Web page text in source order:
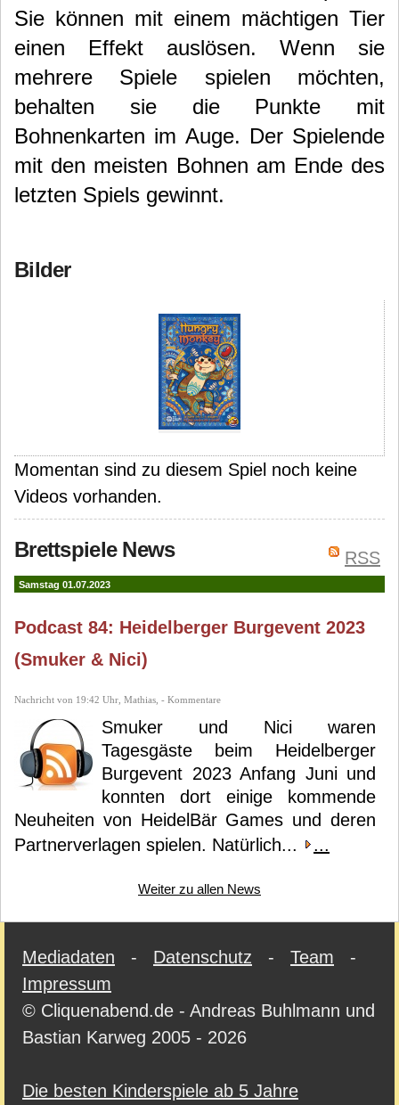
Sie können mit einem mächtigen Tier
einen Effekt auslösen. Wenn sie
mehrere Spiele spielen möchten,
behalten sie die Punkte mit
Bohnenkarten im Auge. Der Spielende
mit den meisten Bohnen am Ende des
letzten Spiels gewinnt.
Bilder
Momentan sind zu diesem Spiel noch keine
Videos vorhanden.
RSS
Brettspiele News
Samstag 01.07.2023
Podcast 84: Heidelberger Burgevent 2023
(Smuker & Nici)
Nachricht von 19:42 Uhr, Mathias, - Kommentare
Smuker und Nici waren
Tagesgäste beim Heidelberger
Burgevent 2023 Anfang Juni und
konnten dort einige kommende
Neuheiten von HeidelBär Games und deren
Partnerverlagen spielen. Natürlich...
...
Weiter zu allen News
Mediadaten - Datenschutz - Team -
Impressum
© Cliquenabend.de - Andreas Buhlmann und
Bastian Karweg 2005 - 2026
Die besten Kinderspiele ab 5 Jahre